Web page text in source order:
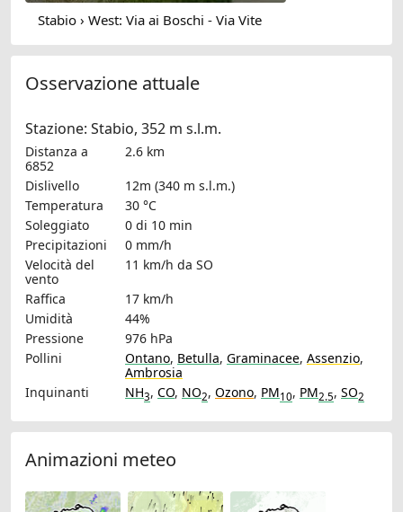
Stabio › West: Via ai Boschi - Via Vite
Osservazione attuale
Stazione: Stabio, 352 m s.l.m.
Distanza a
6852
2.6 km
Dislivello
12m (340 m s.l.m.)
Temperatura
30 °C
Soleggiato
0 di 10 min
Precipitazioni
0 mm/h
Velocità del
vento
11 km/h da SO
Raffica
17 km/h
Umidità
44%
Pressione
976 hPa
Pollini
Ontano, Betulla, Graminacee, Assenzio,
Ambrosia
Inquinanti
NH3, CO, NO2, Ozono, PM10, PM2.5, SO2
Animazioni meteo